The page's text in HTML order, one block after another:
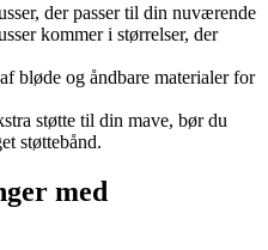
der passer til din nuværende
kommer i størrelser, der
bløde og åndbare materialer for
støtte til din mave, bør du
støttebånd.
med